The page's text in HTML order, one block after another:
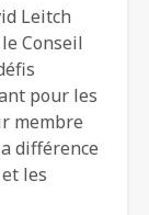
Leitch
Conseil
pour les
membre
différence
les